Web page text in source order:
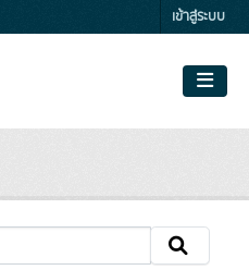
เข้าสู่ระบบ